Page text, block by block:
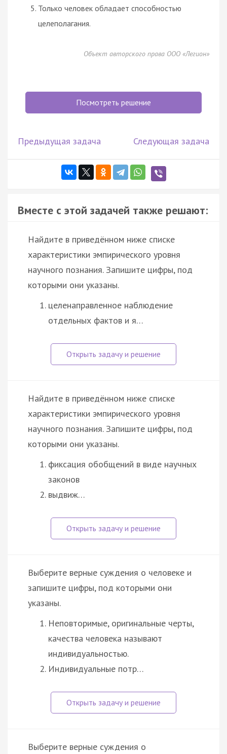
Только человек обладает способностью
целеполагания.
Объект авторского права ООО «Легион»
Посмотреть решение
Предыдущая задача Следующая задача
Вместе с этой задачей также решают:
Найдите в приведённом ниже списке
характеристики эмпирического уровня
научного познания. Запишите цифры, под
которыми они указаны.
целенаправленное наблюдение
отдельных фактов и я…
Найдите в приведённом ниже списке
характеристики эмпирического уровня
научного познания. Запишите цифры, под
которыми они указаны.
фиксация обобщений в виде научных
законов
выдвиж…
Выберите верные суждения о человеке и
запишите цифры, под которыми они
указаны.
Неповторимые, оригинальные черты,
качества человека называют
индивидуальностью.
Индивидуальные потр…
Выберите верные суждения о